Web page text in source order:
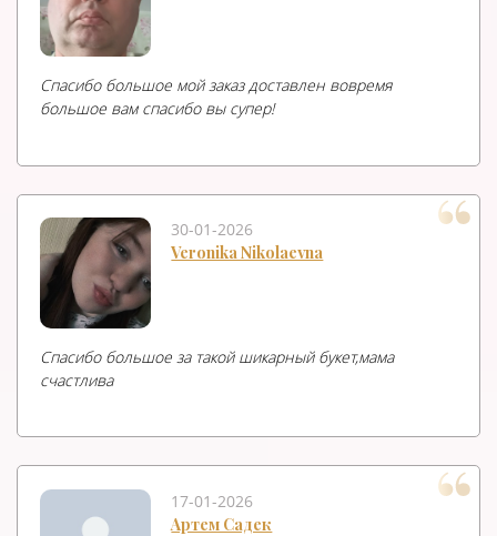
Спасибо большое мой заказ доставлен вовремя
большое вам спасибо вы супер!
30-01-2026
Veronika Nikolaevna
Спасибо большое за такой шикарный букет,мама
счастлива
17-01-2026
Артем Садек